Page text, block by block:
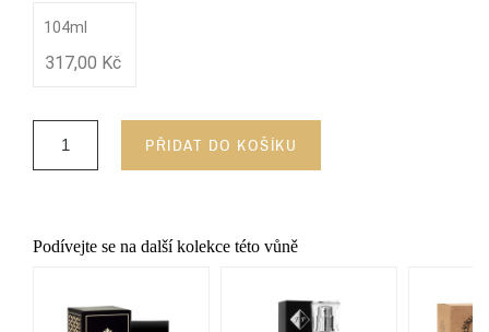
104ml
317,00 Kč
PŘIDAT DO KOŠÍKU
Podívejte se na další kolekce této vůně